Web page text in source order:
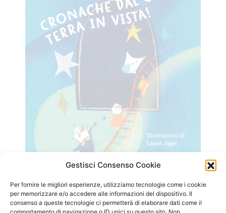
Gestisci Consenso Cookie
Per fornire le migliori esperienze, utilizziamo tecnologie come i cookie
per memorizzare e/o accedere alle informazioni del dispositivo. Il
consenso a queste tecnologie ci permetterà di elaborare dati come il